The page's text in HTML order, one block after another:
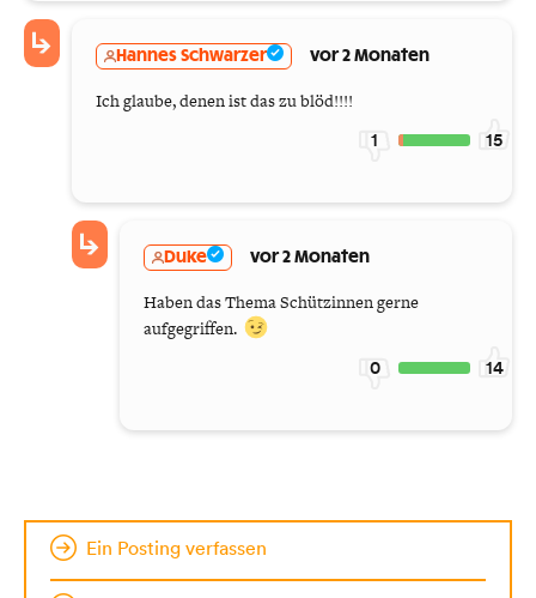
Hannes Schwarzer vor 2 Monaten
Ich glaube, denen ist das zu blöd!!!!
1 15
Duke vor 2 Monaten
Haben das Thema Schützinnen gerne
aufgegriffen.
0 14
Ein Posting verfassen